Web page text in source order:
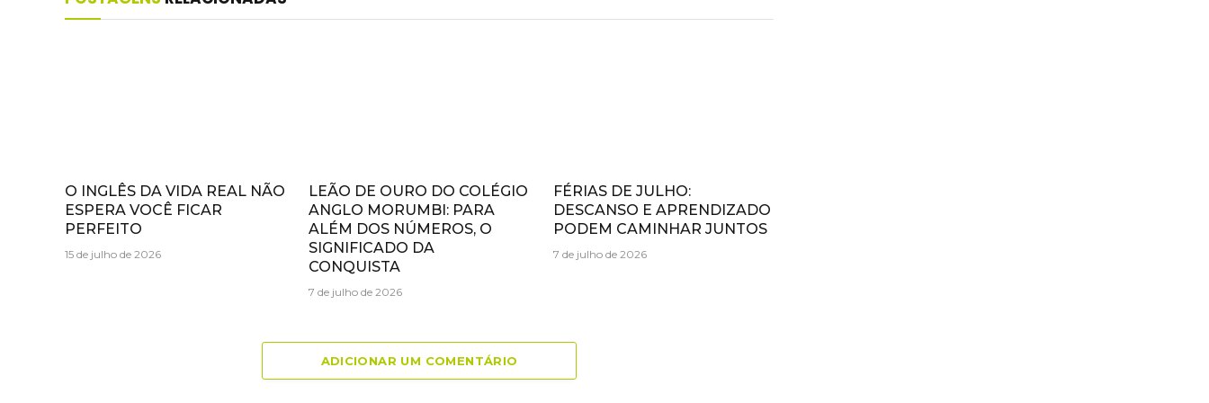
O INGLÊS DA VIDA REAL NÃO
ESPERA VOCÊ FICAR
PERFEITO
15 de julho de 2026
LEÃO DE OURO DO COLÉGIO
ANGLO MORUMBI: PARA
ALÉM DOS NÚMEROS, O
SIGNIFICADO DA
CONQUISTA
7 de julho de 2026
FÉRIAS DE JULHO:
DESCANSO E APRENDIZADO
PODEM CAMINHAR JUNTOS
7 de julho de 2026
ADICIONAR UM COMENTÁRIO